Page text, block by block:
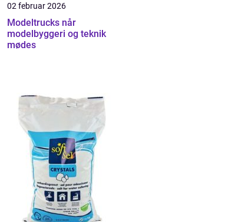
02 februar 2026
Modeltrucks når
modelbyggeri og teknik
mødes